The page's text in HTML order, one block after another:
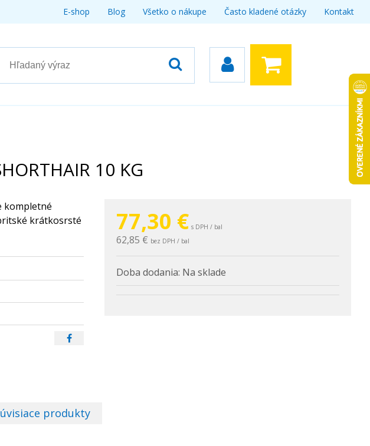
E-shop Blog Všetko o nákupe Často kladené otázky Kontakt
10 KG
77,30 € s DPH / bal
62,85 € bez DPH / bal
Doba dodania: Na sklade
kompletné
krátkosrsté
produkty